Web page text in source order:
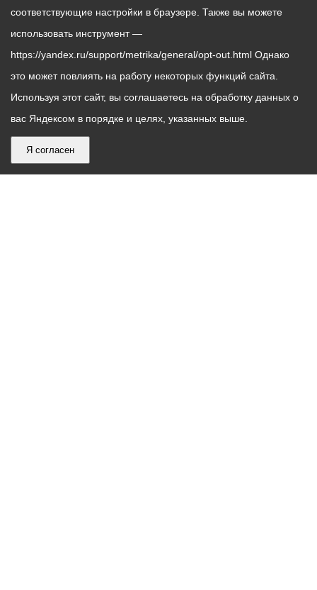
соответствующие настройки в браузере. Также вы можете
использовать инструмент —
https://yandex.ru/support/metrika/general/opt-out.html Однако
это может повлиять на работу некоторых функций сайта.
Используя этот сайт, вы соглашаетесь на обработку данных о
вас Яндексом в порядке и целях, указанных выше.
Я согласен